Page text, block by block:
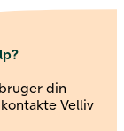
din
Velliv